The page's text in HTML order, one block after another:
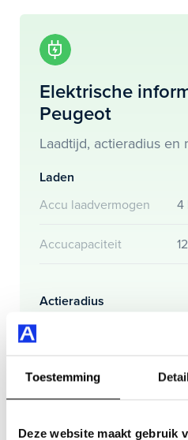
Toestemming
Deze website maakt gebruik
Highlights van deze Peugeot
(automatisch), apple carplay/
Je koopt hem voor € 21.945,-
Maak snel een afspraak in de
Elektrische
Peugeot
Laadtijd, actieradius en
Laden
Accu laadvermogen
4
Accucapaciteit
Actieradius
Gemmiddeld elektrisch